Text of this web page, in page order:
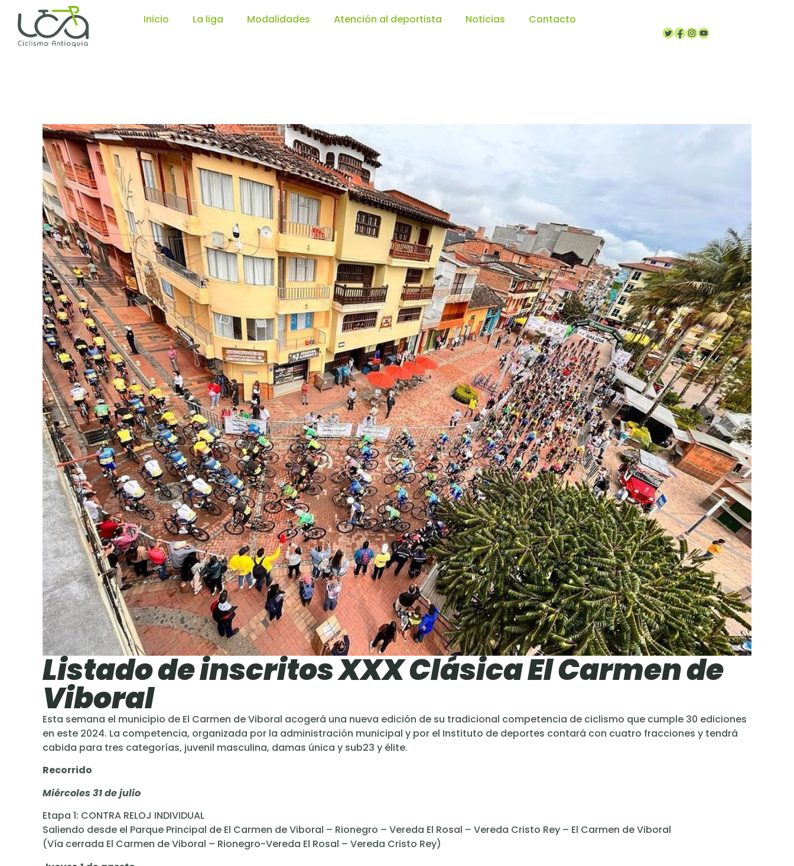
Inicio La liga Modalidades Atención al deportista Noticias Contacto
Listado de inscritos XXX Clásica El Carmen de
Viboral
Esta semana el municipio de El Carmen de Viboral acogerá una nueva edición de su tradicional competencia de ciclismo que cumple 30 ediciones
en este 2024. La competencia, organizada por la administración municipal y por el Instituto de deportes contará con cuatro fracciones y tendrá
cabida para tres categorías, juvenil masculina, damas única y sub23 y élite.
Recorrido
Miércoles 31 de julio
Etapa 1: CONTRA RELOJ INDIVIDUAL
Saliendo desde el Parque Principal de El Carmen de Viboral – Rionegro – Vereda El Rosal – Vereda Cristo Rey – El Carmen de Viboral
(Vía cerrada El Carmen de Viboral – Rionegro-Vereda El Rosal – Vereda Cristo Rey)